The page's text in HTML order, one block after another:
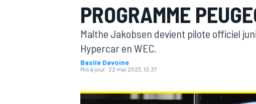
PROGRAMME
Malthe Jakobsen devient pilote officiel
Hypercar en WEC.
Basile Davoine
Mis à jour: 22 mai 2023, 12:37